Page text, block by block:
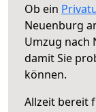
Ob ein
Neuenburg
Umzug nach
damit Sie
können.
Allzeit bereit